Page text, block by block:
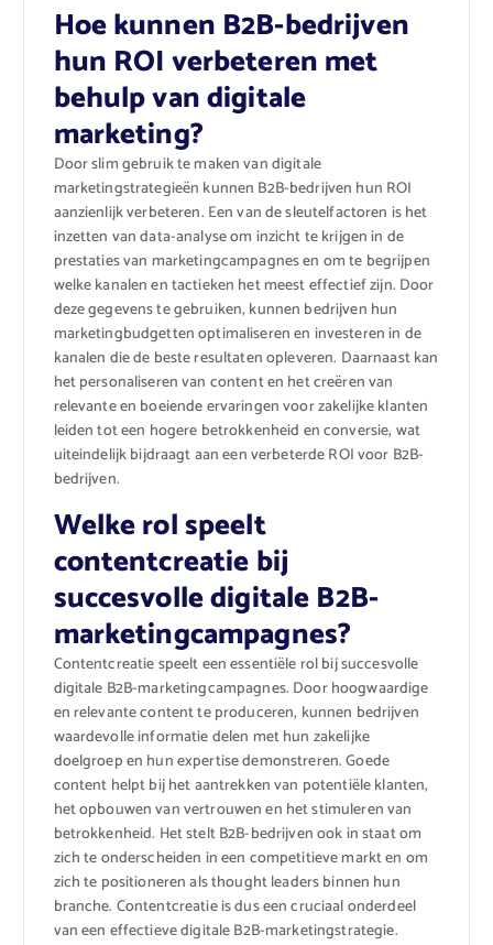
Hoe kunnen B2B-bedrijven
hun ROI verbeteren met
behulp van digitale
marketing?
Door slim gebruik te maken van digitale
marketingstrategieën kunnen B2B-bedrijven hun ROI
aanzienlijk verbeteren. Een van de sleutelfactoren is het
inzetten van data-analyse om inzicht te krijgen in de
prestaties van marketingcampagnes en om te begrijpen
welke kanalen en tactieken het meest effectief zijn. Door
deze gegevens te gebruiken, kunnen bedrijven hun
marketingbudgetten optimaliseren en investeren in de
kanalen die de beste resultaten opleveren. Daarnaast kan
het personaliseren van content en het creëren van
relevante en boeiende ervaringen voor zakelijke klanten
leiden tot een hogere betrokkenheid en conversie, wat
uiteindelijk bijdraagt aan een verbeterde ROI voor B2B-
bedrijven.
Welke rol speelt
contentcreatie bij
succesvolle digitale B2B-
marketingcampagnes?
Contentcreatie speelt een essentiële rol bij succesvolle
digitale B2B-marketingcampagnes. Door hoogwaardige
en relevante content te produceren, kunnen bedrijven
waardevolle informatie delen met hun zakelijke
doelgroep en hun expertise demonstreren. Goede
content helpt bij het aantrekken van potentiële klanten,
het opbouwen van vertrouwen en het stimuleren van
betrokkenheid. Het stelt B2B-bedrijven ook in staat om
zich te onderscheiden in een competitieve markt en om
zich te positioneren als thought leaders binnen hun
branche. Contentcreatie is dus een cruciaal onderdeel
van een effectieve digitale B2B-marketingstrategie.